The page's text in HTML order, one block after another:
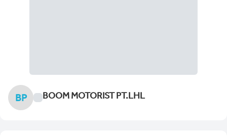
BP BOOM MOTORIST PT.LHL